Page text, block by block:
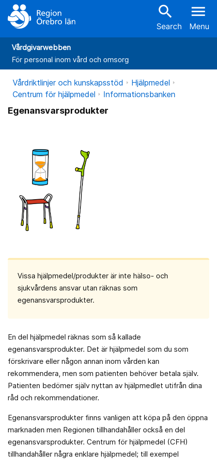
search
Search
menu
Menu
Vårdgivarwebben
För personal inom vård och omsorg
Vårdriktlinjer och kunskapsstöd
Hjälpmedel
Centrum för hjälpmedel
Informationsbanken
Egenansvarsprodukter
Vissa hjälpmedel/produkter är inte hälso- och
sjukvårdens ansvar utan räknas som
egenansvarsprodukter.
En del hjälpmedel räknas som så kallade
egenansvarsprodukter. Det är hjälpmedel som du som
förskrivare eller någon annan inom vården kan
rekommendera, men som patienten behöver betala själv.
Patienten bedömer själv nyttan av hjälpmedlet utifrån dina
råd och rekommendationer.
Egenansvarsprodukter finns vanligen att köpa på den öppna
marknaden men Regionen tillhandahåller också en del
egenansvarsprodukter. Centrum för hjälpmedel (CFH)
tillhandahåller några enklare hjälpmedel; till exempel